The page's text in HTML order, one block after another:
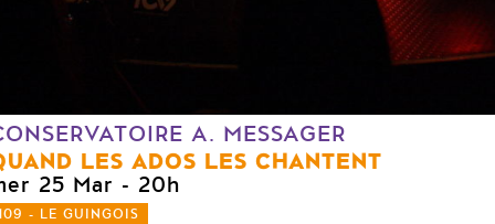
A. MESSAGER
LES ADOS LES CHANTENT
25 Mar - 20h
- LE GUINGOIS